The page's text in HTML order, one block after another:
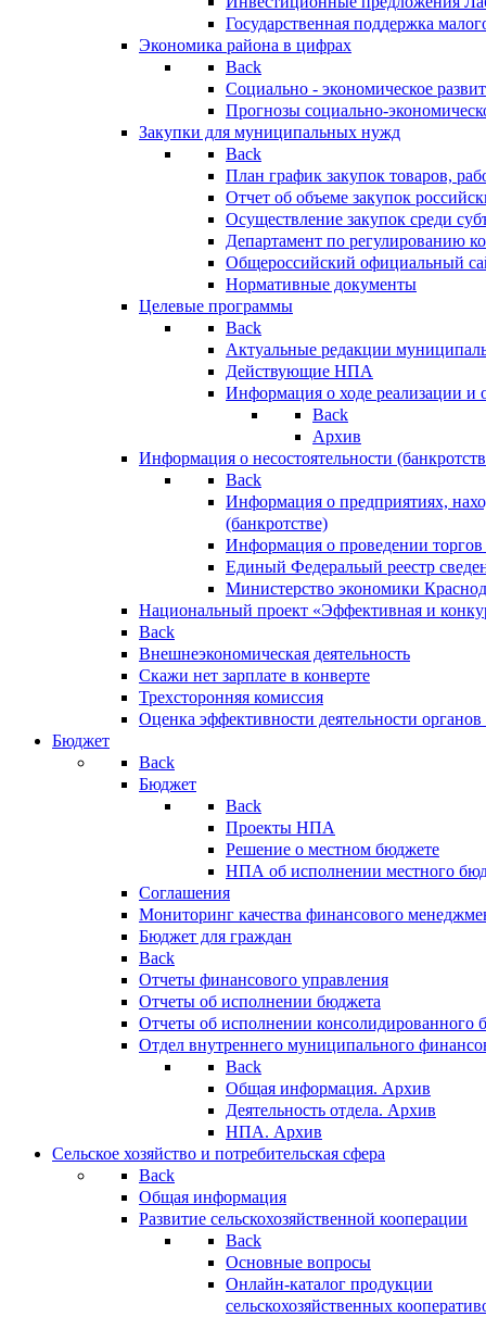
Государственная поддержка
Экономика района в цифрах
Back
Социально - экономическое
Прогнозы социально-
Закупки для муниципальных нужд
Back
План график закупок товаров,
Отчет об объеме закупок
Осуществление закупок среди
Департамент по регулированию
Общероссийский официальный
Нормативные документы
Целевые программы
Back
Актуальные редакции
Действующие НПА
Информация о ходе реализации
Back
Архив
Информация о несостоятельности
Back
Информация о предприятиях,
(банкротстве)
Информация о проведении
Единый Федеральый реестр
Министерство экономики
Национальный проект «Эффективная и
Back
Внешнеэкономическая деятельность
Скажи нет зарплате в конверте
Трехсторонняя комиссия
Оценка эффективности деятельности
Бюджет
Back
Бюджет
Back
Проекты НПА
Решение о местном бюджете
НПА об исполнении местного
Соглашения
Мониторинг качества финансового
Бюджет для граждан
Back
Отчеты финансового управления
Отчеты об исполнении бюджета
Отчеты об исполнении консолидированного
Отдел внутреннего муниципального
Back
Общая информация. Архив
Деятельность отдела. Архив
НПА. Архив
Сельское хозяйство и потребительская сфера
Back
Общая информация
Развитие сельскохозяйственной кооперации
Back
Основные вопросы
Онлайн-каталог продукции
сельскохозяйственных